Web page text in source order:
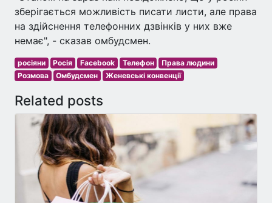
зберігається можливість писати листи, але права
на здійснення телефонних дзвінків у них вже
немає", - сказав омбудсмен.
росіяни Росія Facebook Телефон
Права людини
Розмова
Омбудсмен Женевські конвенції
Related posts